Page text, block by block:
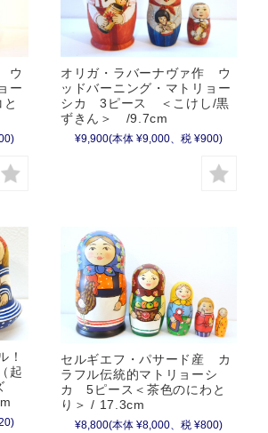
ウ
ー
オリガ・ラバーナヴァ作 ウ
ッドバーニング・マトリョー
シカ 3ピース ＜こけし/黒
ずきん＞ /9.7cm
¥9,900(本体 ¥9,000、税 ¥900)
！
起
セルギエフ・パサード産 カ
ラフル伝統的マトリョーシ
カ 5ピース＜茶色のにわと
り＞ / 17.3cm
¥8,800(本体 ¥8,000、税 ¥800)